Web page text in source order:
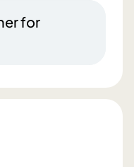
for